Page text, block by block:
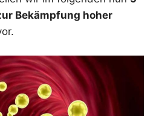
Bekämpfung hoher